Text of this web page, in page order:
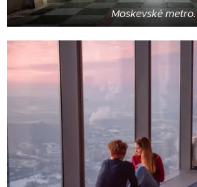
Moskevské metro.